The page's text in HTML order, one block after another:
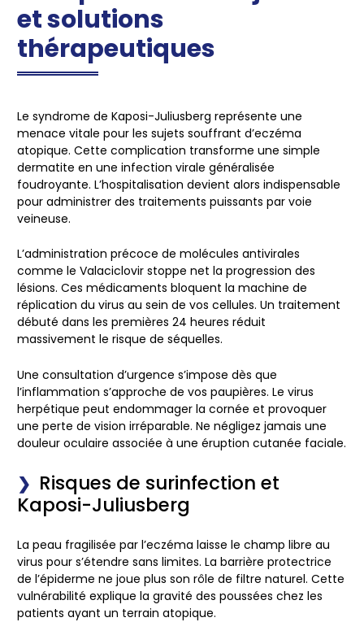
et solutions
thérapeutiques
Le syndrome de Kaposi-Juliusberg représente une
menace vitale pour les sujets souffrant d’eczéma
atopique. Cette complication transforme une simple
dermatite en une infection virale généralisée
foudroyante. L’hospitalisation devient alors indispensable
pour administrer des traitements puissants par voie
veineuse.
L’administration précoce de molécules antivirales
comme le Valaciclovir stoppe net la progression des
lésions. Ces médicaments bloquent la machine de
réplication du virus au sein de vos cellules. Un traitement
débuté dans les premières 24 heures réduit
massivement le risque de séquelles.
Une consultation d’urgence s’impose dès que
l’inflammation s’approche de vos paupières. Le virus
herpétique peut endommager la cornée et provoquer
une perte de vision irréparable. Ne négligez jamais une
douleur oculaire associée à une éruption cutanée faciale.
Risques de surinfection et
Kaposi-Juliusberg
La peau fragilisée par l’eczéma laisse le champ libre au
virus pour s’étendre sans limites. La barrière protectrice
de l’épiderme ne joue plus son rôle de filtre naturel. Cette
vulnérabilité explique la gravité des poussées chez les
patients ayant un terrain atopique.